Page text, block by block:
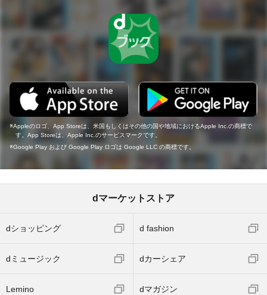
Appleのロゴ、App Storeは、米国もしくはその他の国や地域におけるApple Inc.の商標で
す。App Storeは、Apple Inc.のサービスマークです。
Google Play および Google Play ロゴは Google LLC の商標です。
dマーケットストア
dショッピング d fashion
dミュージック dカーシェア
Lemino dマガジン